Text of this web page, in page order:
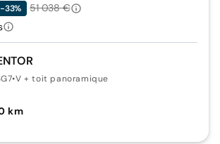
•V + toit panoramique
km
-33%
51 038 €